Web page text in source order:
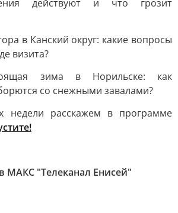
действуют и что грозит
в Канский округ: какие вопросы
визита?
зима в Норильске: как
со снежными завалами?
недели расскажем в программе
МАКС "Телеканал Енисей"